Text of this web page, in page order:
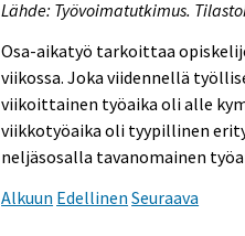
Lähde: Työvoimatutkimus.
Osa-aikatyö tarkoittaa
viikossa. Joka viidennellä
viikoittainen työaika oli alle
viikkotyöaika oli tyypillinen
neljäsosalla tavanomainen
Alkuun Edellinen Seuraava